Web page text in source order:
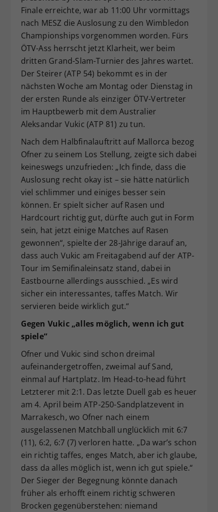
Finale erreichte, war ab 11:00 Uhr vormittags
nach MESZ die Auslosung zu den Wimbledon
Championships vorgenommen worden. Fürs
ÖTV-Ass herrscht jetzt Klarheit, wer beim
dritten Grand-Slam-Turnier des Jahres wartet.
Der Steirer (ATP 54) bekommt es in der
nächsten Woche am Montag oder Dienstag in
der ersten Runde als einziger ÖTV-Vertreter
im Hauptbewerb mit dem Australier
Aleksandar Vukic (ATP 81) zu tun.
Nach dem Halbfinalauftritt auf Mallorca bezog
Ofner zu seinem Los Stellung, zeigte sich dabei
keineswegs unzufrieden: „Ich finde, dass die
Auslosung recht okay ist – sie hätte natürlich
viel schlimmer und einiges besser sein
können. Er spielt sicher auf Rasen und
Hardcourt richtig gut, dürfte auch gut in Form
sein, hat jetzt einige Matches auf Rasen
gewonnen“, spielte der 28-Jährige darauf an,
dass auch Vukic am Freitagabend auf der ATP-
Tour im Semifinaleinsatz stand, dabei in
Eastbourne allerdings ausschied. „Es wird
sicher ein interessantes, taffes Match. Wir
servieren beide wirklich gut.“
Gegen Vukic „alles möglich, wenn ich gut
spiele“
Ofner und Vukic sind schon dreimal
aufeinandergetroffen, zweimal auf Sand,
einmal auf Hartplatz. Im Head-to-head führt
Letzterer mit 2:1. Das letzte Duell gab es heuer
am 4. April beim ATP-250-Sandplatzevent in
Marrakesch, wo Ofner nach einem
ausgelassenen Matchball unglücklich mit 6:7
(11), 6:2, 6:7 (7) verloren hatte. „Da war’s schon
ein richtig taffes, enges Match, aber ich glaube,
dass da alles möglich ist, wenn ich gut spiele.“
Der Sieger der Begegnung könnte danach
früher als erhofft einem richtig schweren
Brocken gegenüberstehen: niemand
Zweck
Dieser Wert speichert Ihre Consent-
Einstellungen. Unter anderem eine
zufällig generierte ID, für die
historische Speicherung Ihrer
vorgenommen Einstellungen, falls der
Webseiten-Betreiber dies eingestellt
hat.